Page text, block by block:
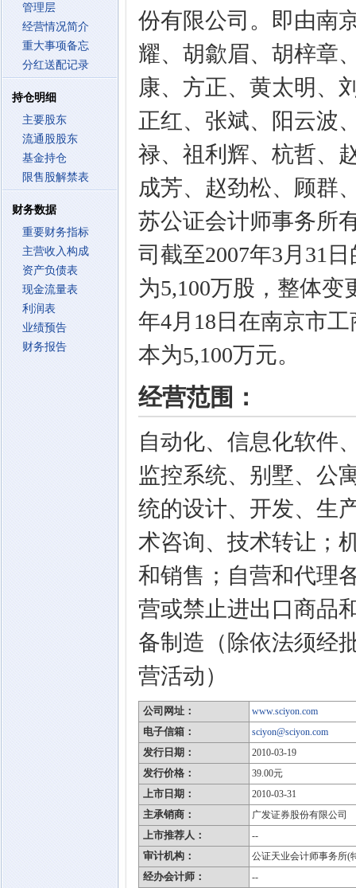
管理层
经营情况简介
重大事项备忘
分红送配记录
持仓明细
主要股东
流通股股东
基金持仓
限售股解禁表
财务数据
重要财务指标
主营收入构成
资产负债表
现金流量表
利润表
业绩预告
财务报告
份有限公司。即由南
耀、胡歙眉、胡梓章
康、方正、黄太明、
正红、张斌、阳云波
禄、祖利辉、杭哲、
成芳、赵劲松、顾群
苏公证会计师事务所
司截至2007年3月31
为5,100万股，整体
年4月18日在南京市
本为5,100万元。
经营范围：
自动化、信息化软件
监控系统、别墅、公
统的设计、开发、生
术咨询、技术转让；
和销售；自营和代理
营或禁止进出口商品
备制造（除依法须经
营活动）
公司网址： www.sciyon.com
电子信箱： sciyon@sciyon.com
发行日期： 2010-03-19
发行价格： 39.00元
上市日期： 2010-03-31
主承销商： 广发证券股份有限公司
上市推荐人： --
审计机构： 公证天业会计师事务所(
经办会计师： --